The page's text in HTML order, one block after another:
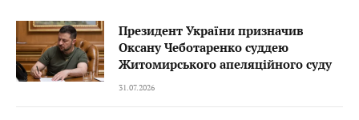
Президент України призначив
Оксану Чеботаренко суддею
Житомирського апеляційного суду
31.07.2026